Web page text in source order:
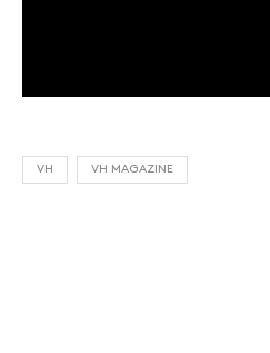
VH VH MAGAZINE